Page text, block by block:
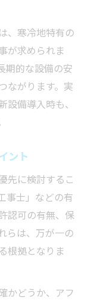
、寒冷地特有の
が求められま
期的な設備の安
ながります。実
備導入時も、
ント
先に検討するこ
事士」などの有
認可の有無、保
らは、万が一の
根拠となりま
かどうか、アフ